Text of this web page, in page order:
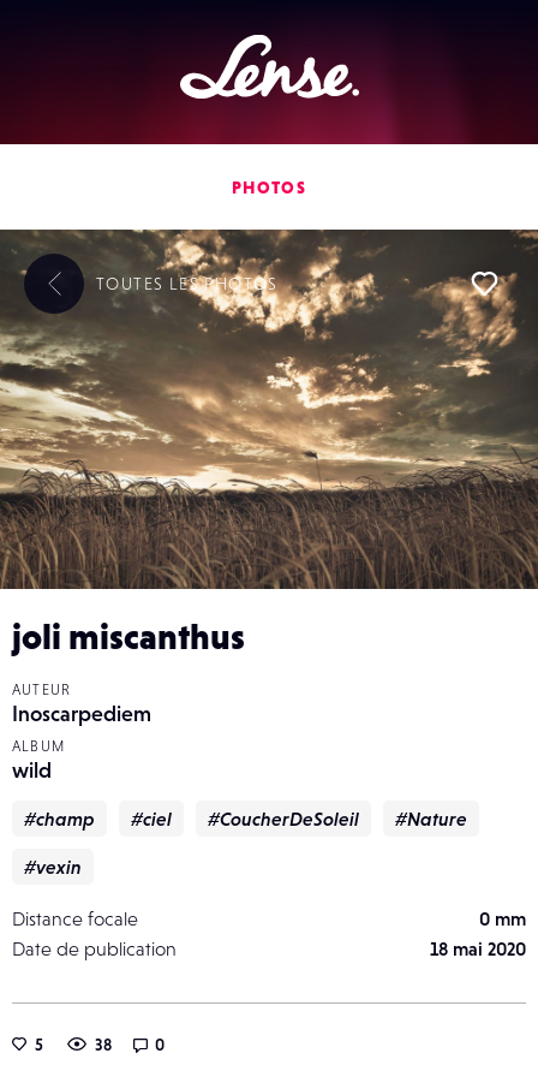
Lense
PHOTOS
joli miscanthus
AUTEUR
Inoscarpediem
ALBUM
wild
#champ #ciel #CoucherDeSoleil #Nature
#vexin
Distance focale
0 mm
Date de publication
18 mai 2020
5 38 0
TOUTES LESPHOTOS